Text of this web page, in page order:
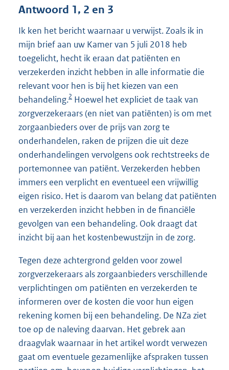
Antwoord 1, 2 en 3
Ik ken het bericht waarnaar u verwijst. Zoals ik in
mijn brief aan uw Kamer van 5 juli 2018 heb
toegelicht, hecht ik eraan dat patiënten en
verzekerden inzicht hebben in alle informatie die
relevant voor hen is bij het kiezen van een
behandeling.2 Hoewel het expliciet de taak van
zorgverzekeraars (en niet van patiënten) is om met
zorgaanbieders over de prijs van zorg te
onderhandelen, raken de prijzen die uit deze
onderhandelingen vervolgens ook rechtstreeks de
portemonnee van patiënt. Verzekerden hebben
immers een verplicht en eventueel een vrijwillig
eigen risico. Het is daarom van belang dat patiënten
en verzekerden inzicht hebben in de financiële
gevolgen van een behandeling. Ook draagt dat
inzicht bij aan het kostenbewustzijn in de zorg.
Tegen deze achtergrond gelden voor zowel
zorgverzekeraars als zorgaanbieders verschillende
verplichtingen om patiënten en verzekerden te
informeren over de kosten die voor hun eigen
rekening komen bij een behandeling. De NZa ziet
toe op de naleving daarvan. Het gebrek aan
draagvlak waarnaar in het artikel wordt verwezen
gaat om eventuele gezamenlijke afspraken tussen